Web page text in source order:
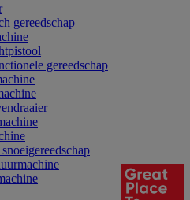
gereedschap
gereedschap